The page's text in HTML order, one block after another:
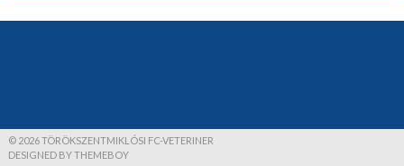
© 2026 TÖRÖKSZENTMIKLÓSI FC-VETERINER
DESIGNED BY THEMEBOY